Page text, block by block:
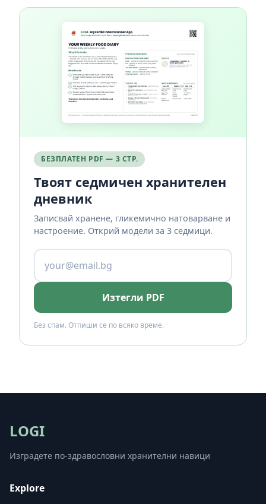
БЕЗПЛАТЕН PDF — 3 СТР.
Твоят седмичен хранителен
дневник
Записвай хранене, гликемично натоварване и
настроение. Открий модели за 3 седмици.
Изтегли PDF
Без спам. Отпиши се по всяко време.
LOGI
Изградете по-здравословни хранителни навици
Explore